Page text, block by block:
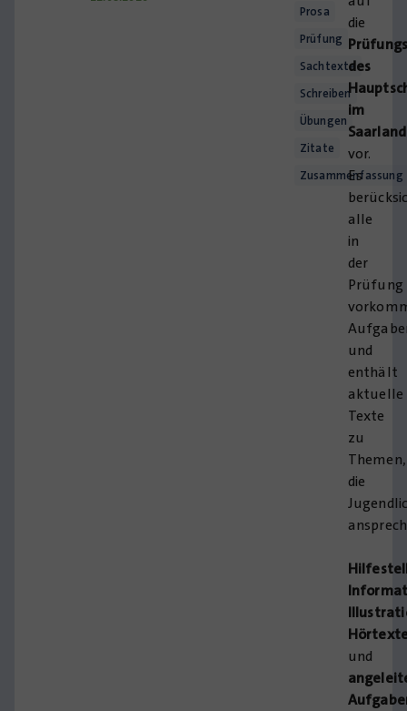
Prosa
Prüfung
Sachtexte
Schreiben
Übungen
Zitate
Zusammenfassung
die
des
im
Saarland
vor.
Es
alle
in
der
Prüfung
und
enthält
aktuelle
Texte
zu
Themen,
die
und